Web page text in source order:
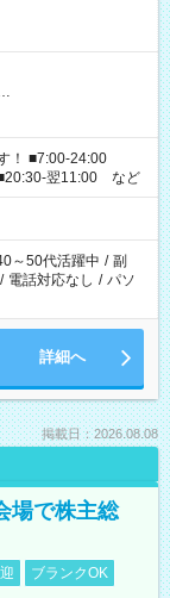
！ ■7:00-24:00
翌11:00 など
～50代活躍中 / 副
/ 電話対応なし / パソ
詳細へ
掲載日：2026.08.08
場で株主総
ブランクOK